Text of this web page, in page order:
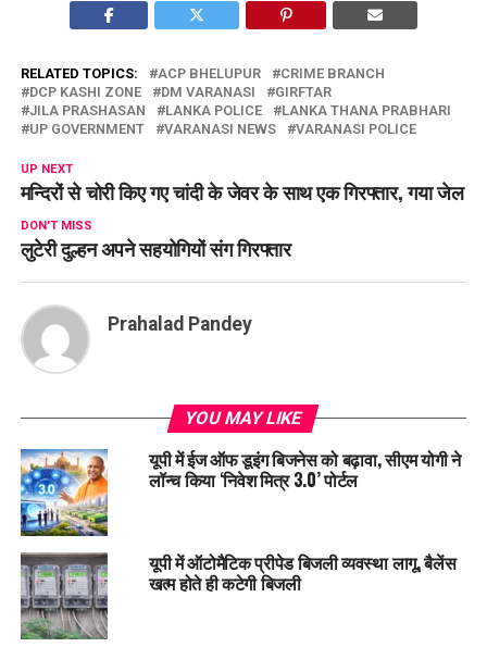
RELATED TOPICS: ACP BHELUPUR
CRIME BRANCH
DCP KASHI ZONE
DM VARANASI
GIRFTAR
JILA PRASHASAN
LANKA POLICE
LANKA THANA PRABHARI
UP GOVERNMENT
VARANASI NEWS VARANASI POLICE
UP NEXT
मन्दिरों से चोरी किए गए चांदी के जेवर के साथ एक गिरफ्तार, गया जेल
DON'T MISS
लुटेरी दुल्हन अपने सहयोगियों संग गिरफ्तार
Prahalad Pandey
YOU MAY LIKE
यूपी में ईज ऑफ डूइंग बिजनेस को बढ़ावा, सीएम योगी ने
लॉन्च किया ‘निवेश मित्र 3.0’ पोर्टल
यूपी में ऑटोमैटिक प्रीपेड बिजली व्यवस्था लागू, बैलेंस
खत्म होते ही कटेगी बिजली